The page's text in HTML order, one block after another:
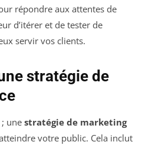
répondre aux attentes de
d’itérer et de tester de
servir vos clients.
stratégie de
une stratégie de marketing
votre public. Cela inclut